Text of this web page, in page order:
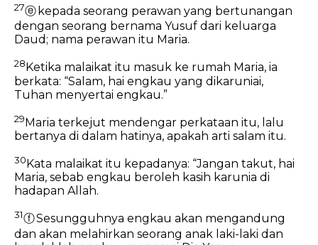
27ⓔ kepada seorang perawan yang bertunangan
dengan seorang bernama Yusuf dari keluarga
Daud; nama perawan itu Maria.
28 Ketika malaikat itu masuk ke rumah Maria, ia
berkata: “Salam, hai engkau yang dikaruniai,
Tuhan menyertai engkau.”
29Maria terkejut mendengar perkataan itu, lalu
bertanya di dalam hatinya, apakah arti salam itu.
30 Kata malaikat itu kepadanya: “Jangan takut, hai
Maria, sebab engkau beroleh kasih karunia di
hadapan Allah.
31ⓕSesungguhnya engkau akan mengandung
dan akan melahirkan seorang anak laki-laki dan